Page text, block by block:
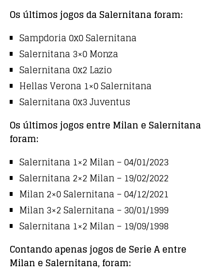
Os últimos jogos da Salernitana foram:
Sampdoria 0x0 Salernitana
Salernitana 3×0 Monza
Salernitana 0x2 Lazio
Hellas Verona 1×0 Salernitana
Salernitana 0x3 Juventus
Os últimos jogos entre Milan e Salernitana
foram:
Salernitana 1×2 Milan – 04/01/2023
Salernitana 2×2 Milan – 19/02/2022
Milan 2×0 Salernitana – 04/12/2021
Milan 3×2 Salernitana – 30/01/1999
Salernitana 1×2 Milan – 19/09/1998
Contando apenas jogos de Serie A entre
Milan e Salernitana, foram: